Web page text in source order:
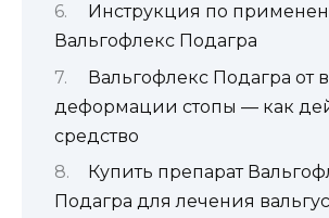
Инструкция по
Вальгофлекс Подагра
Вальгофлекс Подагра от
деформации стопы — как
средство
Купить препарат
Подагра для лечения